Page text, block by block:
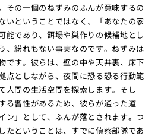
その一個のねずみのふんが意味するの
いということではなく、「あなたの家
能であり、餌場や巣作りの候補地とし
、紛れもない事実なのです。ねずみは
です。彼らは、壁の中や天井裏、床下
点としながら、夜間に恐る恐る行動範
人間の生活空間を探索します。そし
る習性があるため、彼らが通った道
ン」として、ふんが落とされます。つ
たということは、すでに偵察部隊であ